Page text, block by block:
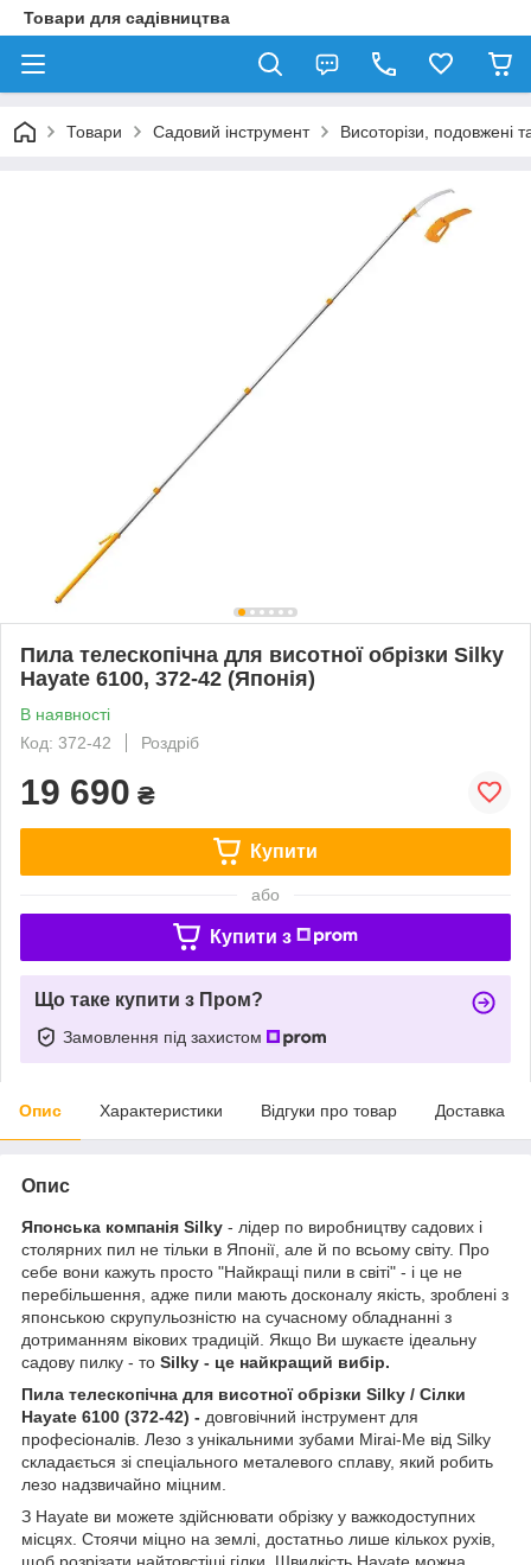
Товари для садівництва
Товари Садовий інструмент Висоторізи, подовжені
Пила телескопічна для висотної обрізки Silky
Hayate 6100, 372-42 (Японія)
В наявності
Код: 372-42
Роздріб
19 690 ₴
Купити
або
Купити з
Що таке купити з Пром?
Замовлення під захистом
Опис Характеристики Відгуки про товар Доставка
Опис
Японська компанія Silky - лідер по виробництву садових і
столярних пил не тільки в Японії, але й по всьому світу. Про
себе вони кажуть просто "Найкращі пили в світі" - і це не
перебільшення, адже пили мають досконалу якість, зроблені з
японською скрупульозністю на сучасному обладнанні з
дотриманням вікових традицій. Якщо Ви шукаєте ідеальну
садову пилку - то Silky - це найкращий вибір.
Пила телескопічна для висотної обрізки Silky / Сілки
Hayate 6100 (372-42) - довговічний інструмент для
професіоналів. Лезо з унікальними зубами Mirai-Me від Silky
складається зі спеціального металевого сплаву, який робить
лезо надзвичайно міцним.
З Hayate ви можете здійснювати обрізку у важкодоступних
місцях. Стоячи міцно на землі, достатньо лише кількох рухів,
щоб розрізати найтовстіші гілки. Швидкість Hayate можна